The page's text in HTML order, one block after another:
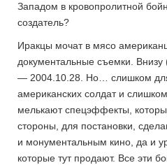
Западом в кровопролитной
создатель?
Иракцы мочат в мясо
документальные съемки. Внизу
— 2004.10.28. Но… слишком
американских солдат и
мелькают спецэффекты,
стороны, для постановки,
и монументальным кино, да и
которые тут продают. Все эти